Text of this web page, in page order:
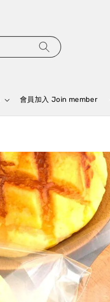
會員加入 Join member